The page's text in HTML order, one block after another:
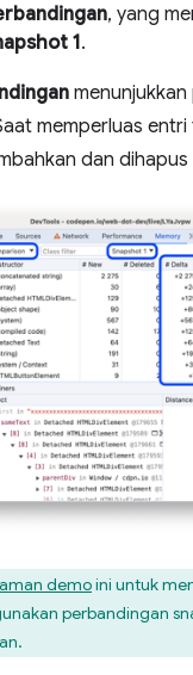
, yang
1.
memperluas
dan dihapus
demoini untuk
perbandingan